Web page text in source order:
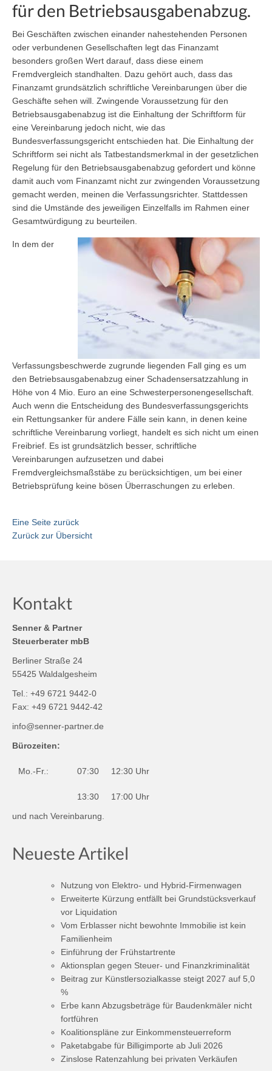
für den Betriebsausgabenabzug.
Bei Geschäften zwischen einander nahestehenden Personen
oder verbundenen Gesellschaften legt das Finanzamt
besonders großen Wert darauf, dass diese einem
Fremdvergleich standhalten. Dazu gehört auch, dass das
Finanzamt grundsätzlich schriftliche Vereinbarungen über die
Geschäfte sehen will. Zwingende Voraussetzung für den
Betriebsausgabenabzug ist die Einhaltung der Schriftform für
eine Vereinbarung jedoch nicht, wie das
Bundesverfassungsgericht entschieden hat. Die Einhaltung der
Schriftform sei nicht als Tatbestandsmerkmal in der gesetzlichen
Regelung für den Betriebsausgabenabzug gefordert und könne
damit auch vom Finanzamt nicht zur zwingenden Voraussetzung
gemacht werden, meinen die Verfassungsrichter. Stattdessen
sind die Umstände des jeweiligen Einzelfalls im Rahmen einer
Gesamtwürdigung zu beurteilen.
In dem der
Verfassungsbeschwerde zugrunde liegenden Fall ging es um
den Betriebsausgabenabzug einer Schadensersatzzahlung in
Höhe von 4 Mio. Euro an eine Schwesterpersonengesellschaft.
Auch wenn die Entscheidung des Bundesverfassungsgerichts
ein Rettungsanker für andere Fälle sein kann, in denen keine
schriftliche Vereinbarung vorliegt, handelt es sich nicht um einen
Freibrief. Es ist grundsätzlich besser, schriftliche
Vereinbarungen aufzusetzen und dabei
Fremdvergleichsmaßstäbe zu berücksichtigen, um bei einer
Betriebsprüfung keine bösen Überraschungen zu erleben.
Eine Seite zurück
Zurück zur Übersicht
Kontakt
Senner & Partner
Steuerberater mbB
Berliner Straße 24
55425 Waldalgesheim
Tel.: +49 6721 9442-0
Fax: +49 6721 9442-42
info@senner-partner.de
Bürozeiten:
Mo.-Fr.: 07:30 12:30 Uhr
13:30
17:00 Uhr
und nach Vereinbarung.
Neueste Artikel
Nutzung von Elektro- und Hybrid-Firmenwagen
Erweiterte Kürzung entfällt bei Grundstücksverkauf
vor Liquidation
Vom Erblasser nicht bewohnte Immobilie ist kein
Familienheim
Einführung der Frühstartrente
Aktionsplan gegen Steuer- und Finanzkriminalität
Beitrag zur Künstlersozialkasse steigt 2027 auf 5,0
%
Erbe kann Abzugsbeträge für Baudenkmäler nicht
fortführen
Koalitionspläne zur Einkommensteuerreform
Paketabgabe für Billigimporte ab Juli 2026
Zinslose Ratenzahlung bei privaten Verkäufen